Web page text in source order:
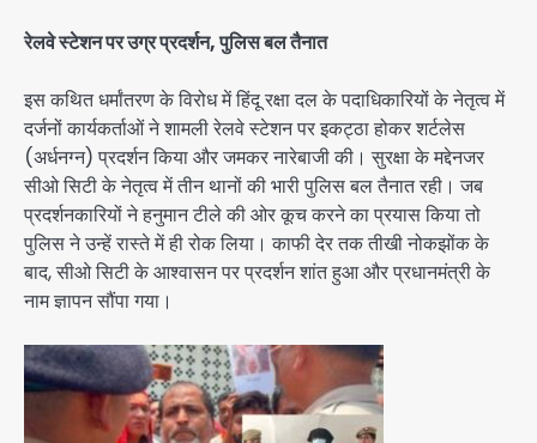
रेलवे स्टेशन पर उग्र प्रदर्शन, पुलिस बल तैनात
इस कथित धर्मांतरण के विरोध में हिंदू रक्षा दल के पदाधिकारियों के नेतृत्व में
दर्जनों कार्यकर्ताओं ने शामली रेलवे स्टेशन पर इकट्ठा होकर शर्टलेस
(अर्धनग्न) प्रदर्शन किया और जमकर नारेबाजी की। सुरक्षा के मद्देनजर
सीओ सिटी के नेतृत्व में तीन थानों की भारी पुलिस बल तैनात रही। जब
प्रदर्शनकारियों ने हनुमान टीले की ओर कूच करने का प्रयास किया तो
पुलिस ने उन्हें रास्ते में ही रोक लिया। काफी देर तक तीखी नोकझोंक के
बाद, सीओ सिटी के आश्वासन पर प्रदर्शन शांत हुआ और प्रधानमंत्री के
नाम ज्ञापन सौंपा गया।